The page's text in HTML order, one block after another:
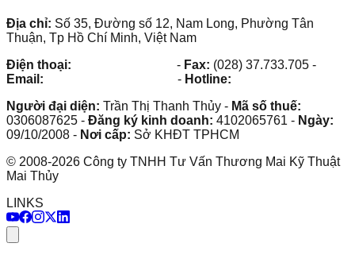
Địa chỉ: Số 35, Đường số 12, Nam Long, Phường Tân
Thuận, Tp Hồ Chí Minh, Việt Nam
Điện thoại:
- Fax: (028) 37.733.705 -
Email:
- Hotline:
Người đại diện: Trần Thị Thanh Thủy - Mã số thuế:
0306087625 - Đăng ký kinh doanh: 4102065761 - Ngày:
09/10/2008 - Nơi cấp: Sở KHĐT TPHCM
© 2008-2026 Công ty TNHH Tư Vấn Thương Mai Kỹ Thuật
Mai Thủy
LINKS